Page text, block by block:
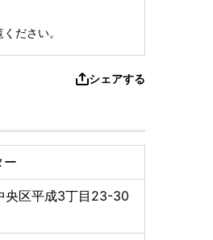
ださい。
シェアする
ー
央区平成3丁目23-30